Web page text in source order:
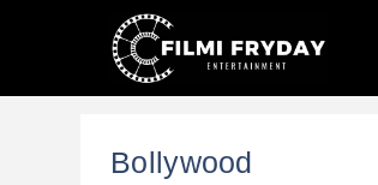
content
Bollywood